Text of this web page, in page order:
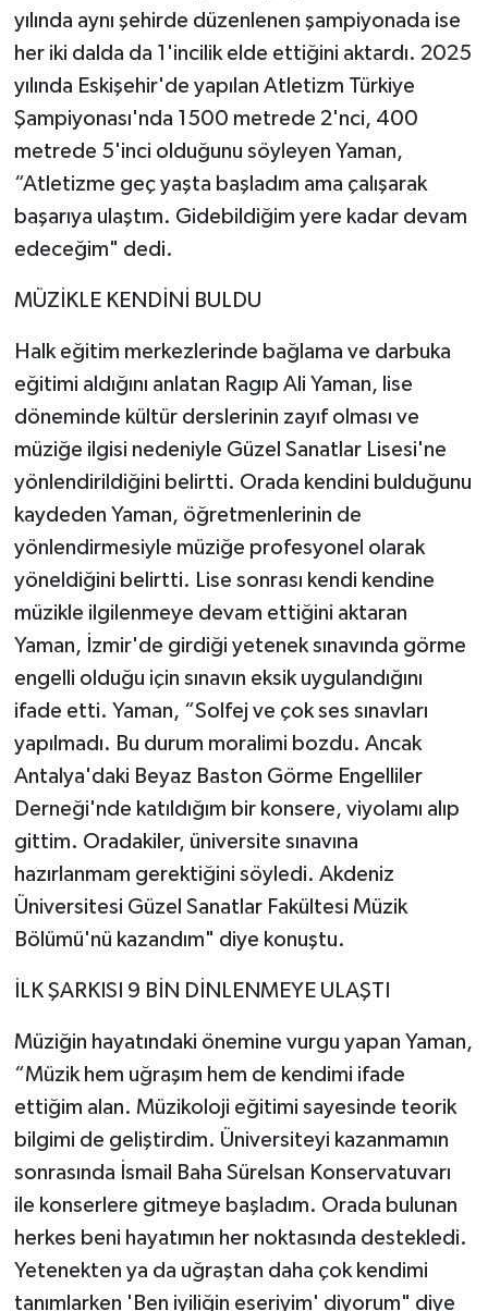
yılında aynı şehirde düzenlenen şampiyonada ise
her iki dalda da 1'incilik elde ettiğini aktardı. 2025
yılında Eskişehir'de yapılan Atletizm Türkiye
Şampiyonası'nda 1500 metrede 2'nci, 400
metrede 5'inci olduğunu söyleyen Yaman,
“Atletizme geç yaşta başladım ama çalışarak
başarıya ulaştım. Gidebildiğim yere kadar devam
edeceğim" dedi.
MÜZİKLE KENDİNİ BULDU
Halk eğitim merkezlerinde bağlama ve darbuka
eğitimi aldığını anlatan Ragıp Ali Yaman, lise
döneminde kültür derslerinin zayıf olması ve
müziğe ilgisi nedeniyle Güzel Sanatlar Lisesi'ne
yönlendirildiğini belirtti. Orada kendini bulduğunu
kaydeden Yaman, öğretmenlerinin de
yönlendirmesiyle müziğe profesyonel olarak
yöneldiğini belirtti. Lise sonrası kendi kendine
müzikle ilgilenmeye devam ettiğini aktaran
Yaman, İzmir'de girdiği yetenek sınavında görme
engelli olduğu için sınavın eksik uygulandığını
ifade etti. Yaman, “Solfej ve çok ses sınavları
yapılmadı. Bu durum moralimi bozdu. Ancak
Antalya'daki Beyaz Baston Görme Engelliler
Derneği'nde katıldığım bir konsere, viyolamı alıp
gittim. Oradakiler, üniversite sınavına
hazırlanmam gerektiğini söyledi. Akdeniz
Üniversitesi Güzel Sanatlar Fakültesi Müzik
Bölümü'nü kazandım" diye konuştu.
İLK ŞARKISI 9 BİN DİNLENMEYE ULAŞTI
Müziğin hayatındaki önemine vurgu yapan Yaman,
“Müzik hem uğraşım hem de kendimi ifade
ettiğim alan. Müzikoloji eğitimi sayesinde teorik
bilgimi de geliştirdim. Üniversiteyi kazanmamın
sonrasında İsmail Baha Sürelsan Konservatuvarı
ile konserlere gitmeye başladım. Orada bulunan
herkes beni hayatımın her noktasında destekledi.
Yetenekten ya da uğraştan daha çok kendimi
tanımlarken 'Ben iyiliğin eseriyim' diyorum" diye